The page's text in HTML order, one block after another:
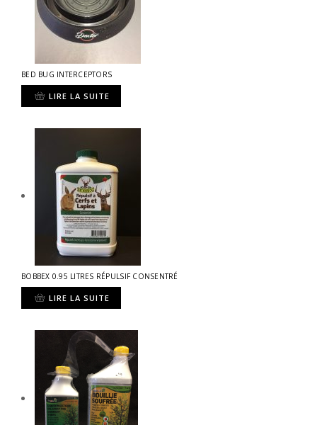
BED BUG INTERCEPTORS
LIRE LA SUITE
BOBBEX 0.95 LITRES RÉPULSIF CONSENTRÉ
LIRE LA SUITE